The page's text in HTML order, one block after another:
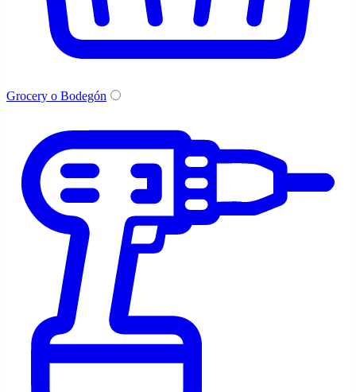
Grocery o Bodegón